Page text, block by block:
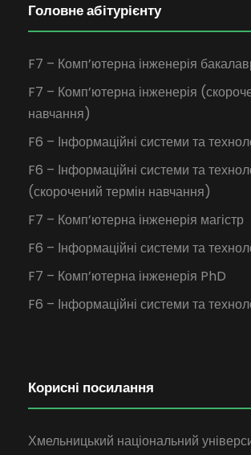
Головне абітурієнту
F7 – Комп’ютерна інженерія
F7 – Комп’ютерна інженерія
навчання)
F6 – Інформаційні системи та
F6 – Інформаційні системи та
(скорочений термін навчання)
F7 – Комп’ютерна інженерія магістр
F6 – Інформаційні системи та
F7 – Комп’ютерна інженерія PhD
F6 – Інформаційні системи та
Корисні посилання
Хмельницький національний